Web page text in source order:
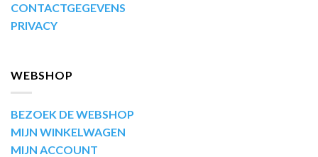
CONTACTGEGEVENS
PRIVACY
WEBSHOP
BEZOEK DE WEBSHOP
MIJN WINKELWAGEN
MIJN ACCOUNT